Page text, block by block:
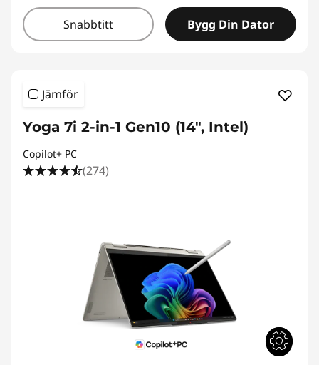
Snabbtitt Bygg Din Dator
Jämför
Yoga 7i 2-in-1 Gen10 (14", Intel)
Copilot+ PC
(274)